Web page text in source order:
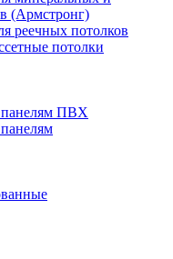
(Армстронг)
реечных потолков
потолки
ПВХ